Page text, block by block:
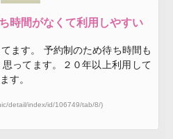
時間がなくて利用しやすい
ます。 予約制のため待ち時間も
ってます。２０年以上利用して
す。
detail/index/id/106749/tab/8/)